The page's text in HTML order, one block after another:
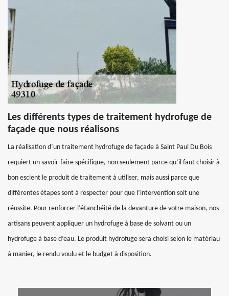
Les différents types de traitement hydrofuge de
façade que nous réalisons
La réalisation d’un traitement hydrofuge de façade à Saint Paul Du Bois
requiert un savoir-faire spécifique, non seulement parce qu’il faut choisir à
bon escient le produit de traitement à utiliser, mais aussi parce que
différentes étapes sont à respecter pour que l’intervention soit une
réussite. Pour renforcer l’étanchéité de la devanture de votre maison, nos
artisans peuvent appliquer un hydrofuge à base de solvant ou un
hydrofuge à base d’eau. Le produit hydrofuge sera choisi selon le matériau
à manier, le rendu voulu et le budget à disposition.